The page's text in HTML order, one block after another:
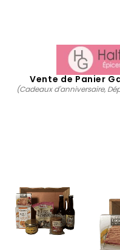
Vente de Panier
(Cadeaux d'anniversaire,